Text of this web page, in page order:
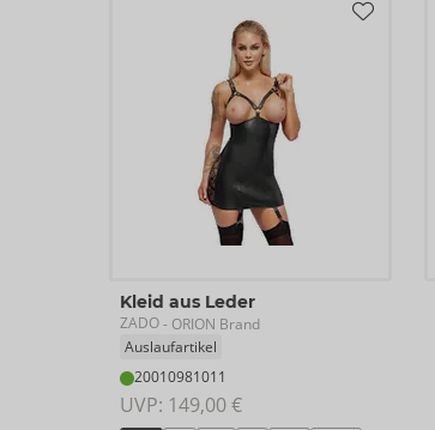
Kleid aus Leder
ZADO- ORION Brand
Auslaufartikel
20010981011
UVP: 149,00 €